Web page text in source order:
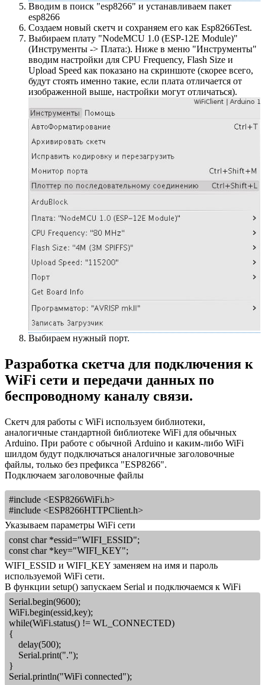
Вводим в поиск "esp8266" и устанавливаем пакет
esp8266
Создаем новый скетч и сохраняем его как Esp8266Test.
Выбираем плату "NodeMCU 1.0 (ESP-12E Module)"
(Инструменты -> Плата:). Ниже в меню "Инструменты"
вводим настройки для CPU Frequency, Flash Size и
Upload Speed как показано на скриншоте (скорее всего,
будут стоять именно такие, если плата отличается от
изображенной выше, настройки могут отличаться).
Выбираем нужный порт.
Разработка скетча для подключения к
WiFi сети и передачи данных по
беспроводному каналу связи.
Скетч для работы с WiFi используем библиотеки,
аналогичные стандартной библиотеке WiFi для обычных
Arduino. При работе с обычной Arduino и каким-либо WiFi
шилдом будут подключаться аналогичные заголовочные
файлы, только без префикса "ESP8266".
Подключаем заголовочные файлы
#include <ESP8266WiFi.h>
#include <ESP8266HTTPClient.h>
Указываем параметры WiFi сети
const char *essid="WIFI_ESSID";
const char *key="WIFI_KEY";
WIFI_ESSID и WIFI_KEY заменяем на имя и пароль
используемой WiFi сети.
В функции setup() запускаем Serial и подключаемся к WiFi
Serial.begin(9600);
WiFi.begin(essid,key);
while(WiFi.status() != WL_CONNECTED)
{
delay(500);
Serial.print(".");
}
Serial.println("WiFi connected");